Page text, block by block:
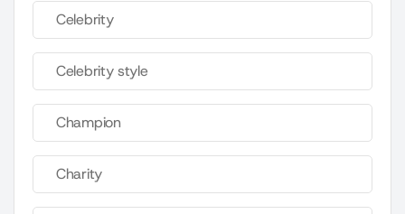
Celebrity
Celebrity style
Champion
Charity